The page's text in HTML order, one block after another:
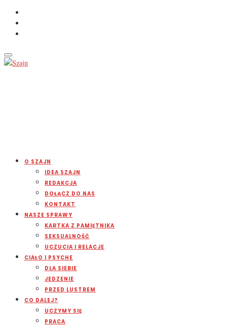
O SZAJN
IDEA SZAJN
REDAKCJA
DOŁĄCZ DO NAS
KONTAKT
NASZE SPRAWY
KARTKA Z PAMIĘTNIKA
SEKSUALNOŚĆ
UCZUCIA I RELACJE
CIAŁO I PSYCHE
DLA SIEBIE
JEDZENIE
PRZED LUSTREM
CO DALEJ?
UCZYMY SIĘ
PRACA